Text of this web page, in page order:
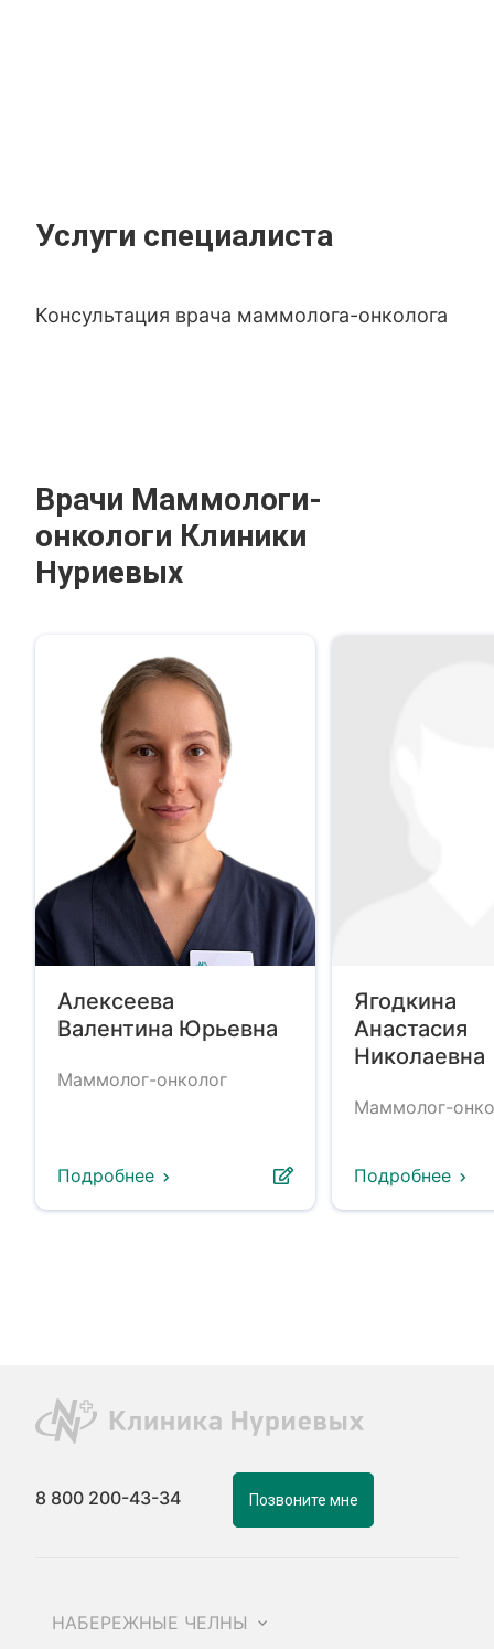
Услуги специалиста
Консультация врача маммолога-онколога
Врачи Маммологи-
онкологи Клиники
Нуриевых
Алексеева
Валентина Юрьевна
Маммолог-онколог
Подробнее
Ягодкина
Анастасия
Николаевна
Маммолог-
Подробнее
8 800 200-43-34 Позвоните мне
НАБЕРЕЖНЫЕ ЧЕЛНЫ